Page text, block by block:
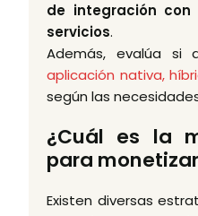
de integración
servicios.
Además, evalúa si
aplicación nativa,
según las
¿Cuál es la
para
Existen diversas